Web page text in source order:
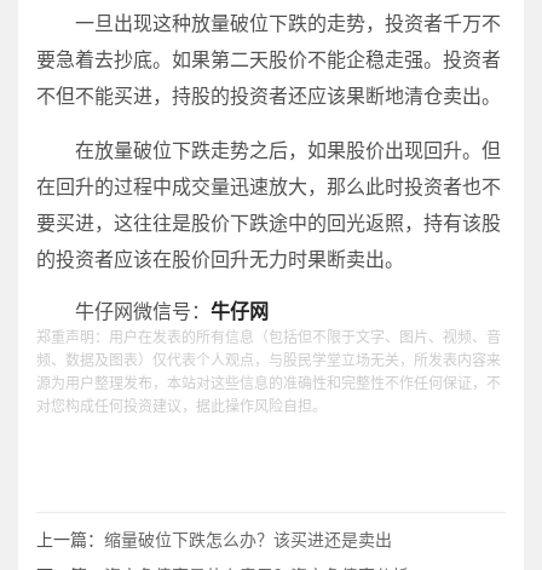
一旦出现这种放量破位下跌的走势，投资者千万不
要急着去抄底。如果第二天股价不能企稳走强。投资者
不但不能买进，持股的投资者还应该果断地清仓卖出。
在放量破位下跌走势之后，如果股价出现回升。但
在回升的过程中成交量迅速放大，那么此时投资者也不
要买进，这往往是股价下跌途中的回光返照，持有该股
的投资者应该在股价回升无力时果断卖出。
牛仔网微信号： 牛仔网
郑重声明：用户在发表的所有信息（包括但不限于文字、图片、视频、音
频、数据及图表）仅代表个人观点，与股民学堂立场无关，所发表内容来
源为用户整理发布，本站对这些信息的准确性和完整性不作任何保证，不
对您构成任何投资建议，据此操作风险自担。
上一篇： 缩量破位下跌怎么办？该买进还是卖出